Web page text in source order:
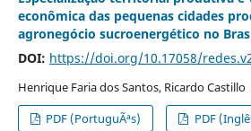
econômica das pequenas cidades
agronegócio sucroenergético no
DOI: https://doi.org/10.17058/
Henrique Faria dos Santos, Ricardo Castillo
PDF (PortuguÃªs)
PDF